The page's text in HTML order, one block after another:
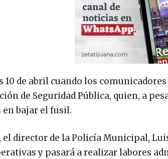
10 de abril cuando los
de Seguridad Pública, quien, a
bajar el fusil.
director de la Policía Municipal,
y pasará a realizar labores